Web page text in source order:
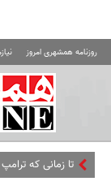
روزنامه همشهری امروز
تا زمانی که